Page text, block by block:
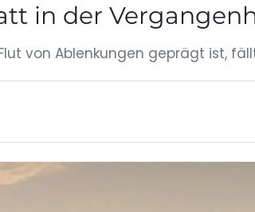
in der
von Ablenkungen geprägt ist,